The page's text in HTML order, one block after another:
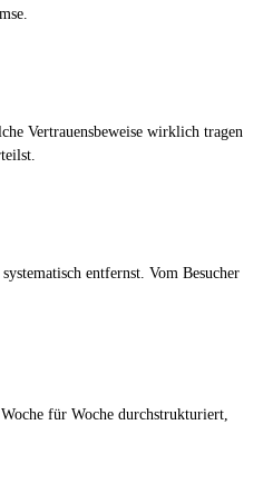
Vertrauensbeweise wirklich tragen
entfernst. Vom Besucher
für Woche durchstrukturiert,